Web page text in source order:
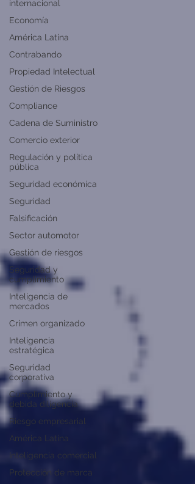
internacional
Economía
América Latina
Contrabando
Propiedad Intelectual
Gestión de Riesgos
Compliance
Cadena de Suministro
Comercio exterior
Regulación y política
pública
Seguridad económica
Seguridad
Falsificación
Sector automotor
Gestión de riesgos
Seguridad y
cumplimiento
Inteligencia de
mercados
Crimen organizado
Inteligencia
estratégica
Seguridad
corporativa
Cumplimiento y
debida diligencia
Riesgo empresarial
América Latina
Inteligencia comercial
Protección de marca